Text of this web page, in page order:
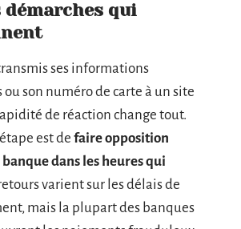
démarches qui
ses informations
son numéro de carte à un site
de réaction change tout.
est de faire opposition
banque dans les heures qui
varient sur les délais de
mais la plupart des banques